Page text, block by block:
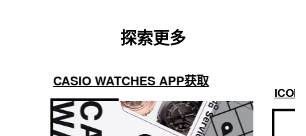
探索更多
CASIO WATCHES APP获取